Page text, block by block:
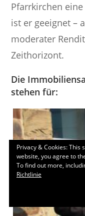
Pfarrkirchen
ist er geeignet –
moderater
Zeithorizont.
Die
stehen für:
Privacy & Cookies: This
website, you agree to
To find out more,
Richtlinie